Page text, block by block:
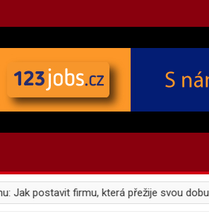
postavit firmu, která přežije svou dobu